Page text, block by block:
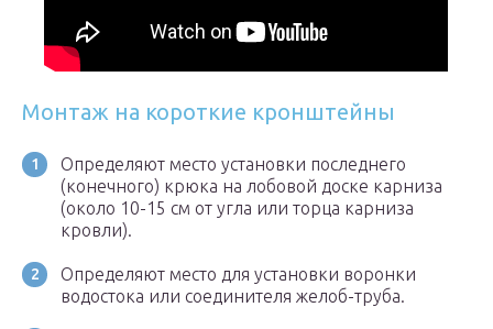
Монтаж на короткие кронштейны
Определяют место установки последнего
(конечного) крюка на лобовой доске карниза
(около 10-15 см от угла или торца карниза
кровли).
Определяют место для установки воронки
водостока или соединителя желоб-труба.